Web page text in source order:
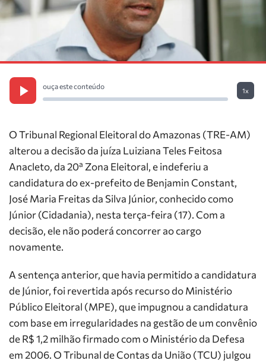
ouça este conteúdo
1x
O Tribunal Regional Eleitoral do Amazonas (TRE-AM)
alterou a decisão da juíza Luiziana Teles Feitosa
Anacleto, da 20ª Zona Eleitoral, e indeferiu a
candidatura do ex-prefeito de Benjamin Constant,
José Maria Freitas da Silva Júnior, conhecido como
Júnior (Cidadania), nesta terça-feira (17). Com a
decisão, ele não poderá concorrer ao cargo
novamente.
A sentença anterior, que havia permitido a candidatura
de Júnior, foi revertida após recurso do Ministério
Público Eleitoral (MPE), que impugnou a candidatura
com base em irregularidades na gestão de um convênio
de R$ 1,2 milhão firmado com o Ministério da Defesa
em 2006. O Tribunal de Contas da União (TCU) julgou